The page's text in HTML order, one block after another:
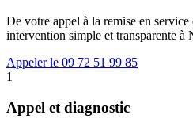
De votre appel à la remise en service
intervention simple et transparente à
Appeler le 09 72 51 99 85
1
Appel et diagnostic